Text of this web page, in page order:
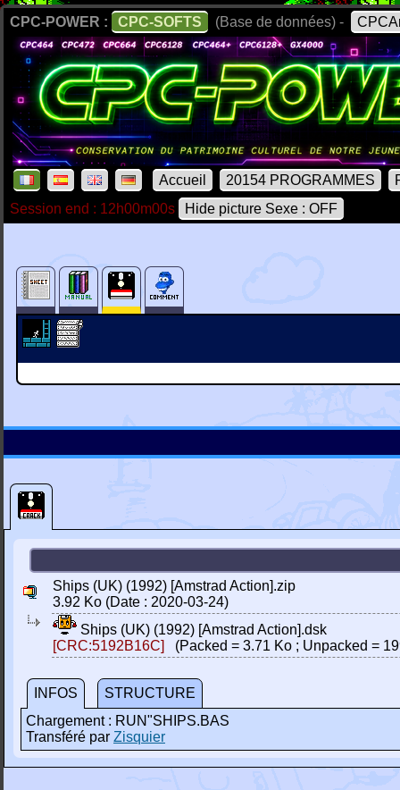
CPC-POWER : CPC-SOFTS (Base de données) -
Accueil 20154 PROGRAMMES
Session end : 12h00m00s
Hide picture Sexe : OFF
Ships (UK) (1992) [Amstrad Action].zip
3.92 Ko (Date : 2020-03-24)
Ships (UK) (1992) [Amstrad Action].dsk
[CRC:5192B16C]
(Packed = 3.71 Ko ; Unpacked =
INFOS
STRUCTURE
Chargement : RUN"SHIPS.BAS
Transféré par Zisquier